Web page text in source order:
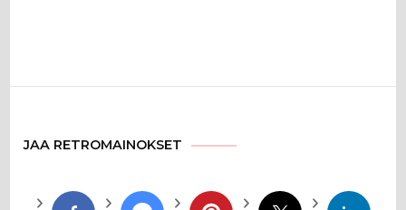
JAA RETROMAINOKSET